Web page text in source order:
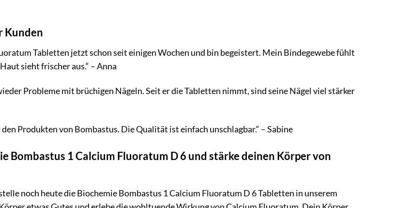
Kunden
Tabletten jetzt schon seit einigen Wochen und bin begeistert. Mein Bindegewebe fühlt
sieht frischer aus.“ – Anna
Probleme mit brüchigen Nägeln. Seit er die Tabletten nimmt, sind seine Nägel viel stärker
Produkten von Bombastus. Die Qualität ist einfach unschlagbar.“ – Sabine
Bombastus 1 Calcium Fluoratum D 6 und stärke deinen Körper von
noch heute die Biochemie Bombastus 1 Calcium Fluoratum D 6 Tabletten in unserem